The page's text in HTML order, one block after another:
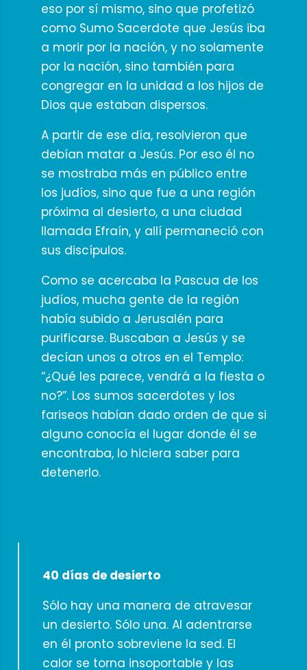
eso por sí mismo, sino que profetizó
como Sumo Sacerdote que Jesús iba
a morir por la nación, y no solamente
por la nación, sino también para
congregar en la unidad a los hijos de
Dios que estaban dispersos.
A partir de ese día, resolvieron que
debían matar a Jesús. Por eso él no
se mostraba más en público entre
los judíos, sino que fue a una región
próxima al desierto, a una ciudad
llamada Efraín, y allí permaneció con
sus discípulos.
Como se acercaba la Pascua de los
judíos, mucha gente de la región
había subido a Jerusalén para
purificarse. Buscaban a Jesús y se
decían unos a otros en el Templo:
“¿Qué les parece, vendrá a la fiesta o
no?”. Los sumos sacerdotes y los
fariseos habían dado orden de que si
alguno conocía el lugar donde él se
encontraba, lo hiciera saber para
detenerlo.
40 días de desierto
Sólo hay una manera de atravesar
un desierto. Sólo una. Al adentrarse
en él pronto sobreviene la sed. El
calor se torna insoportable y las